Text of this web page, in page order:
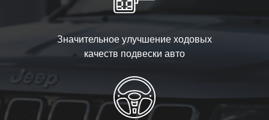
Значительное улучшение ходовых
качеств подвески авто